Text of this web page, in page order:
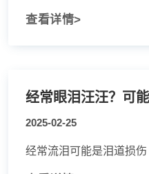
查看详情>
经常眼泪汪汪？可
2025-02-25
经常流泪可能是泪道损伤